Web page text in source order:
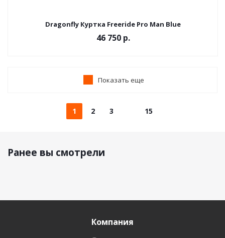
Dragonfly Куртка Freeride Pro Man Blue
46 750 р.
Показать еще
1 2 3 15
Ранее вы смотрели
Компания